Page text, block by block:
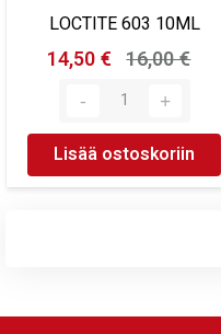
LOCTITE 603 10ML
14,50 € 16,00 €
Lisää ostoskoriin